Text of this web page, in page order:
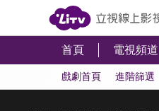
首頁 電視頻道
戲劇首頁 進階篩選